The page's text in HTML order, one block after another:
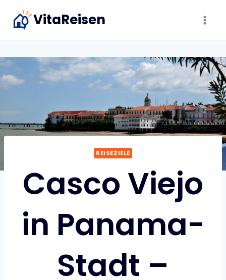
Inhalt
VitaReisen
REISEZIELE
Casco Viejo
in Panama-
Stadt –